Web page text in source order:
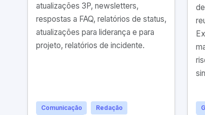
atualizações 3P, newsletters,
respostas a FAQ, relatórios de status,
atualizações para liderança e para
projeto, relatórios de incidente.
Comunicação
Redação